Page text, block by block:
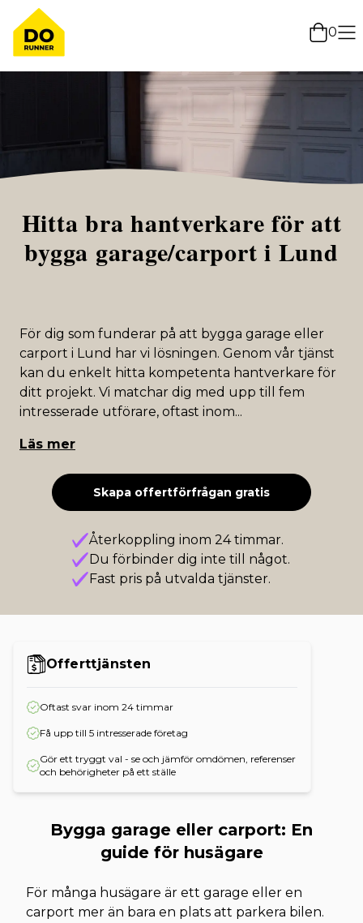
0
Hitta bra hantverkare för att
bygga garage/carport i Lund
För dig som funderar på att bygga garage eller
carport i Lund har vi lösningen. Genom vår tjänst
kan du enkelt hitta kompetenta hantverkare för
ditt projekt. Vi matchar dig med upp till fem
intresserade utförare, oftast inom...
Läs mer
Skapa offertförfrågan gratis
Återkoppling inom 24 timmar.
Du förbinder dig inte till något.
Fast pris på utvalda tjänster.
Offerttjänsten
Oftast svar inom 24 timmar
Få upp till 5 intresserade företag
Gör ett tryggt val - se och jämför omdömen, referenser
och behörigheter på ett ställe
Bygga garage eller carport: En
guide för husägare
För många husägare är ett garage eller en
carport mer än bara en plats att parkera bilen.